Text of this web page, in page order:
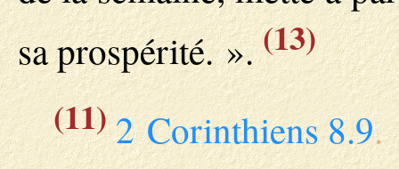
sa prospérité. ».(13)
(11)2 Corinthiens 8.9.